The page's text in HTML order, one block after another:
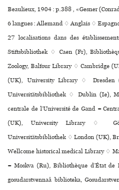
Beaulieux, 1904 : p.388 , «Gesner
6 langues :Allemand ♢Anglais ♢
27 localisations dans des
Stiftsbibliothek ♢ Caen (Fr),
Zoology, Balfour Library ♢ Cambridge
(UK), University Library ♢ Dresden
Universitätsbibliothek ♢ Dublin (Ie),
centrale de l’Université de Gand =
(UK), University Library ♢
Universitätsbibliothek ♢ London (UK),
Wellcome his­to­ri­cal medi­cal Library ♢
= Moskva (Ru), Bibliothèque d’État de
gosudarstvennaâ biblioteka,